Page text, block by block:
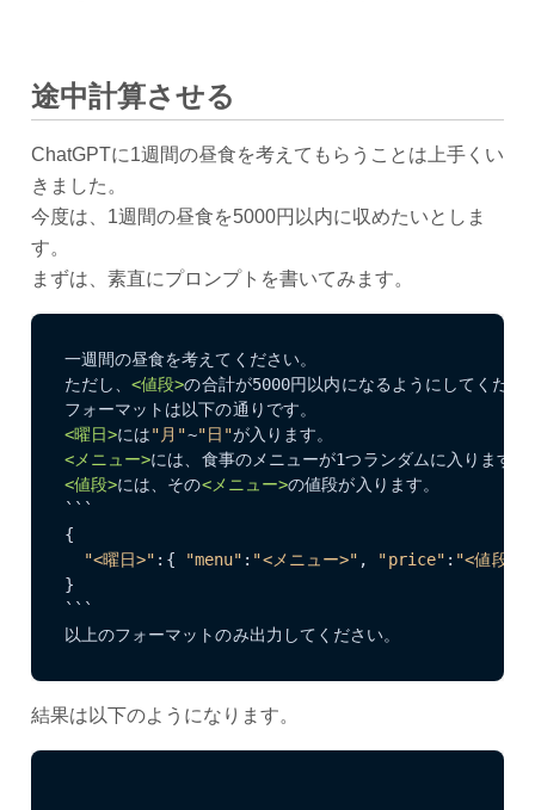
途中計算させる
ChatGPTに1週間の昼食を考えてもらうことは上手くい
きました。
今度は、1週間の昼食を5000円以内に収めたいとしま
す。
まずは、素直にプロンプトを書いてみます。
一週間の昼食を考えてください。
ただし、 <値段>の合計が5000円以内になるようにしてくださ
<曜日>には"月"~"日"
<メニュー>
<値段>には、その<メニュー>の値段が入ります。
```
{
"<曜日>" :{ "menu" : "<メニュー>" , "price" : "<値段>"
}
```
以上のフォーマットのみ出力してください。
結果は以下のようになります。